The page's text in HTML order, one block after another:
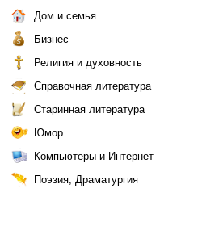
Дом и семья
Бизнес
Религия и духовность
Справочная литература
Старинная литература
Юмор
Компьютеры и Интернет
Поэзия, Драматургия